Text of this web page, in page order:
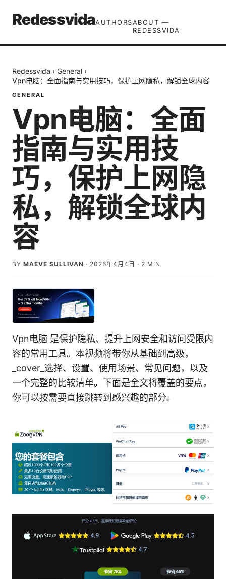
RedessvidaAUTHORSABOUT —
REDESSVIDA
Redessvida › General ›
Vpn电脑：全面指南与实用技巧，保护上网隐私，解锁全球内容
GENERAL
Vpn电脑：全面
指南与实用技
巧，保护上网隐
私，解锁全球内
容
BY MAEVE SULLIVAN · 2026年4月4日 · 2 MIN
Vpn电脑 是保护隐私、提升上网安全和访问受限内
容的常用工具。本视频将带你从基础到高级，
_cover_选择、设置、使用场景、常见问题，以及
一个完整的比较清单。下面是全文将覆盖的要点，
你可以按需要直接跳转到感兴趣的部分。